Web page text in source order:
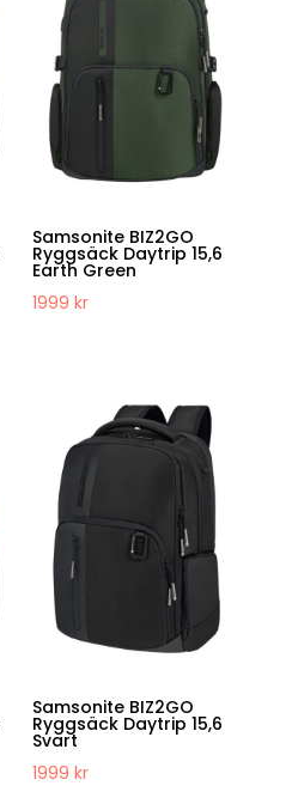
Samsonite BIZ2GO
Ryggsäck Daytrip 15,6
Earth Green
1999kr
Samsonite BIZ2GO
Ryggsäck Daytrip 15,6
Svart
1999kr